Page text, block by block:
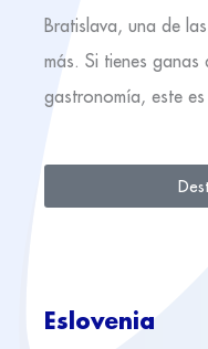
Bratislava, una de
más. Si tienes
gastronomía, este
Eslovenia